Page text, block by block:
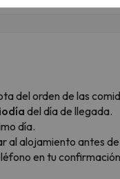
del orden de las
del día de llegada.
día.
al alojamiento antes
en tu